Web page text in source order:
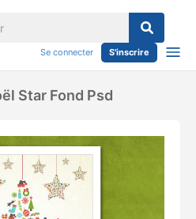
Se connecter S'inscrire
Star Fond Psd